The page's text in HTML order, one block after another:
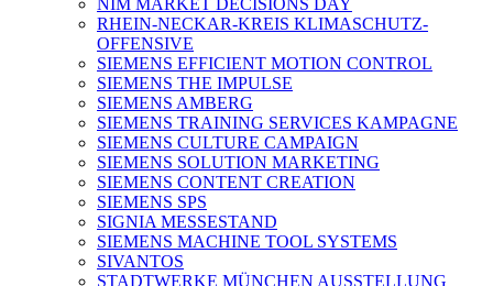
NIM MARKET DECISIONS DAY
RHEIN-NECKAR-KREIS KLIMASCHUTZ-
OFFENSIVE
SIEMENS EFFICIENT MOTION CONTROL
SIEMENS THE IMPULSE
SIEMENS AMBERG
SIEMENS TRAINING SERVICES KAMPAGNE
SIEMENS CULTURE CAMPAIGN
SIEMENS SOLUTION MARKETING
SIEMENS CONTENT CREATION
SIEMENS SPS
SIGNIA MESSESTAND
SIEMENS MACHINE TOOL SYSTEMS
SIVANTOS
STADTWERKE MÜNCHEN AUSSTELLUNG